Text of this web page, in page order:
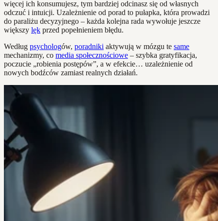
więcej ich konsumujesz, tym bardziej odcinasz się od własnych
odczuć i intuicji. Uzależnienie od porad to pułapka, która prowadzi
do paraliżu decyzyjnego – każda kolejna rada wywołuje jeszcze
większy lęk przed popełnieniem błędu.
Według psychologów, poradniki aktywują w mózgu te same
mechanizmy, co media społecznościowe – szybka gratyfikacja,
poczucie „robienia postępów”, a w efekcie… uzależnienie od
nowych bodźców zamiast realnych działań.